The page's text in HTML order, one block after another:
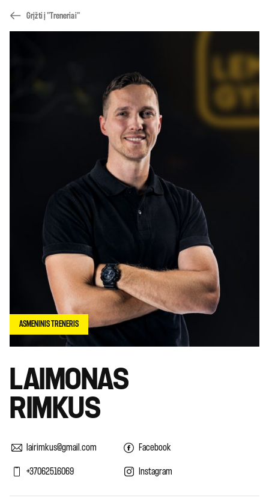
Grįžti į "Treneriai"
LAIMONAS
RIMKUS
lairimkus@gmail.com
+37062516069
Facebook
Instagram
ASMENINIS TRENERIS